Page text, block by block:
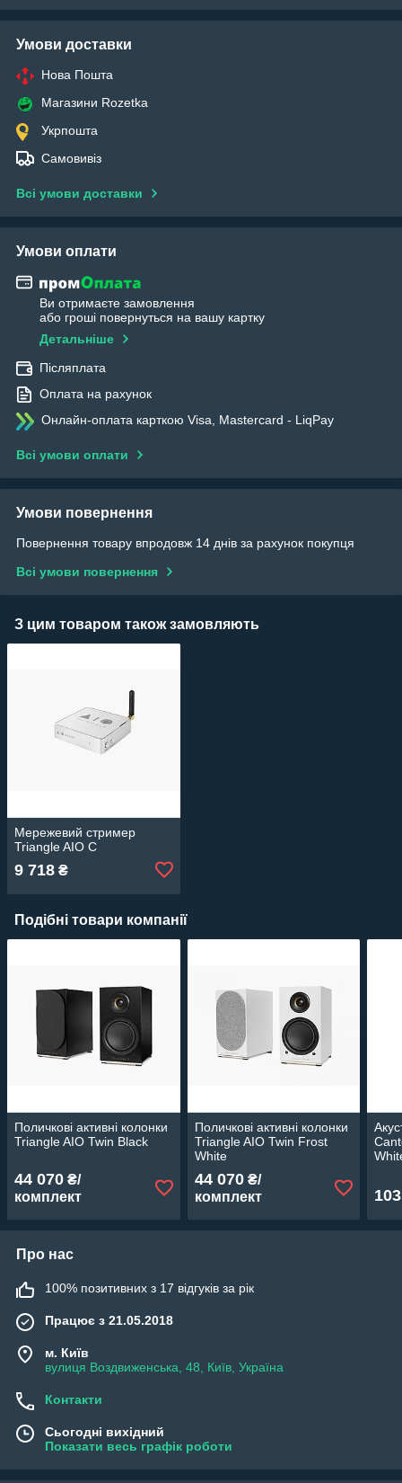
Умови доставки
Нова Пошта
Магазини Rozetka
Укрпошта
Самовивіз
Всі умови доставки
Умови оплати
Ви отримаєте замовлення
або гроші повернуться на вашу картку
Детальніше
Післяплата
Оплата на рахунок
Онлайн-оплата карткою Visa, Mastercard - LiqPay
Всі умови оплати
Умови повернення
Повернення товару впродовж 14 днів за рахунок покупця
Всі умови повернення
З цим товаром також замовляють
Мережевий стример
Triangle AIO C
9 718 ₴
Подібні товари компанії
Поличкові активні колонки
Triangle AIO Twin Black
44 070 ₴/
комплект
Поличкові активні колонки
Triangle AIO Twin Frost
White
44 070₴/
комплект
Про нас
100% позитивних з 17 відгуків за рік
Працює з 21.05.2018
м. Київ
вулиця Воздвиженська, 48, Київ, Україна
Контакти
Сьогодні вихідний
Показати весь графік роботи